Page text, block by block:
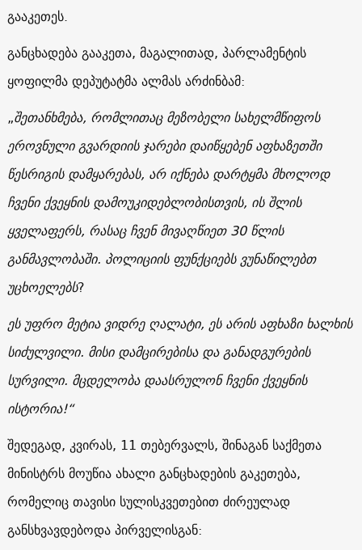
გააკეთეს.
განცხადება გააკეთა, მაგალითად, პარლამენტის
ყოფილმა დეპუტატმა ალმას არძინბამ:
„შეთანხმება, რომლითაც მეზობელი სახელმწიფოს
ეროვნული გვარდიის ჯარები დაიწყებენ აფხაზეთში
წესრიგის დამყარებას, არ იქნება დარტყმა მხოლოდ
ჩვენი ქვეყნის დამოუკიდებლობისთვის, ის შლის
ყველაფერს, რასაც ჩვენ მივაღწიეთ 30 წლის
განმავლობაში. პოლიციის ფუნქციებს ვუნაწილებთ
უცხოელებს?
ეს უფრო მეტია ვიდრე ღალატი, ეს არის აფხაზი ხალხის
სიძულვილი. მისი დამცირებისა და განადგურების
სურვილი. მცდელობა დაასრულონ ჩვენი ქვეყნის
ისტორია!“
შედეგად, კვირას, 11 თებერვალს, შინაგან საქმეთა
მინისტრს მოუწია ახალი განცხადების გაკეთება,
რომელიც თავისი სულისკვეთებით ძირეულად
განსხვავდებოდა პირველისგან: